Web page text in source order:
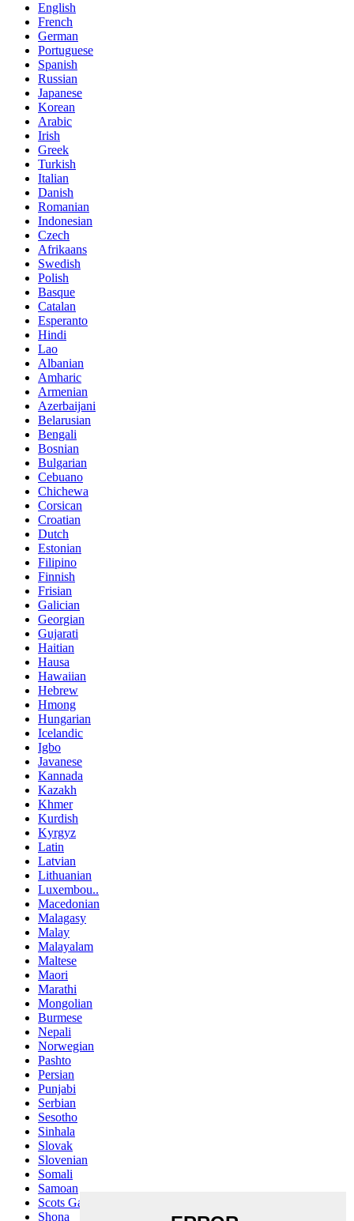
English
French
German
Portuguese
Spanish
Russian
Japanese
Korean
Arabic
Irish
Greek
Turkish
Italian
Danish
Romanian
Indonesian
Czech
Afrikaans
Swedish
Polish
Basque
Catalan
Esperanto
Hindi
Lao
Albanian
Amharic
Armenian
Azerbaijani
Belarusian
Bengali
Bosnian
Bulgarian
Cebuano
Chichewa
Corsican
Croatian
Dutch
Estonian
Filipino
Finnish
Frisian
Galician
Georgian
Gujarati
Haitian
Hausa
Hawaiian
Hebrew
Hmong
Hungarian
Icelandic
Igbo
Javanese
Kannada
Kazakh
Khmer
Kurdish
Kyrgyz
Latin
Latvian
Lithuanian
Luxembou..
Macedonian
Malagasy
Malay
Malayalam
Maltese
Maori
Marathi
Mongolian
Burmese
Nepali
Norwegian
Pashto
Persian
Punjabi
Serbian
Sesotho
Sinhala
Slovak
Slovenian
Somali
Samoan
Scots Gaelic
Shona